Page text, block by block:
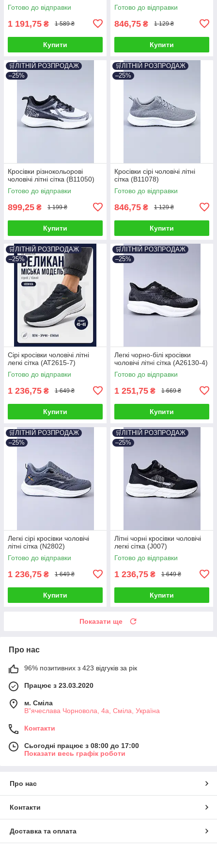
Готово до відправки
1 191,75 ₴ 1 589 ₴
Купити
Готово до відправки
846,75 ₴ 1 129 ₴
Купити
🛒ЛІТНІЙ РОЗПРОДАЖ
–25%
Кросівки різнокольорові
чоловічі літні сітка (B11050)
Готово до відправки
899,25 ₴ 1 199 ₴
Купити
🛒ЛІТНІЙ РОЗПРОДАЖ
–25%
Кросівки сірі чоловічі літні
сітка (B11078)
Готово до відправки
846,75 ₴ 1 129 ₴
Купити
🛒ЛІТНІЙ РОЗПРОДАЖ
–25%
Сірі кросівки чоловічі літні
легкі сітка (AT2615-7)
Готово до відправки
1 236,75 ₴ 1 649 ₴
Купити
🛒ЛІТНІЙ РОЗПРОДАЖ
–25%
Легкі чорно-білі кросівки
чоловічі літні сітка (A26130-4)
Готово до відправки
1 251,75 ₴ 1 669 ₴
Купити
🛒ЛІТНІЙ РОЗПРОДАЖ
–25%
Легкі сірі кросівки чоловічі
літні сітка (N2802)
Готово до відправки
1 236,75 ₴ 1 649 ₴
Купити
🛒ЛІТНІЙ РОЗПРОДАЖ
–25%
Літні чорні кросівки чоловічі
легкі сітка (J007)
Готово до відправки
1 236,75 ₴ 1 649 ₴
Купити
Показати ще
Про нас
96% позитивних з 423 відгуків за рік
Працює з 23.03.2020
м. Сміла
В"ячеслава Чорновола, 4а, Сміла, Україна
Контакти
Сьогодні працює з 08:00 до 17:00
Показати весь графік роботи
Про нас
Контакти
Доставка та оплата